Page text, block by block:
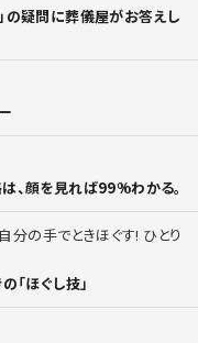
の疑問に葬儀屋がお答えし
、顔を見れば99%わかる。
分の手でときほぐす! ひとり
「ほぐし技」